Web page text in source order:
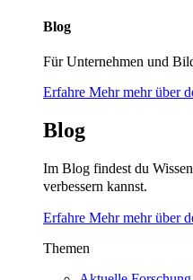
Blog
Für Unternehmen und
Erfahre Mehr mehr über
Blog
Im Blog findest du
verbessern kannst.
Erfahre Mehr mehr über
Themen